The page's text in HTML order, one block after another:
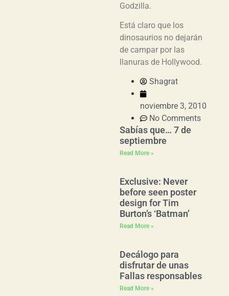
Godzilla.
Está claro que los
dinosaurios no dejarán
de campar por las
llanuras de Hollywood.
Shagrat
noviembre 3, 2010
No Comments
Sabías que… 7 de
septiembre
Read More »
Exclusive: Never
before seen poster
design for Tim
Burton’s ‘Batman’
Read More »
Decálogo para
disfrutar de unas
Fallas responsables
Read More »